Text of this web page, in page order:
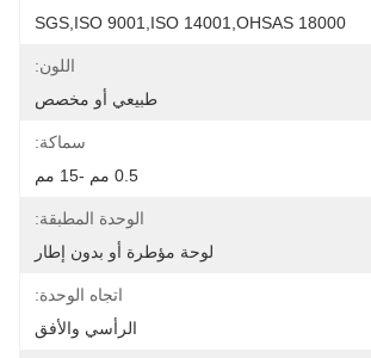
SGS,ISO 9001,ISO 14001,OHSAS 18000
اللون:
طبيعي أو مخصص
سماكة:
0.5 مم -15 مم
الوحدة المطبقة:
لوحة مؤطرة أو بدون إطار
اتجاه الوحدة:
الرأسي والأفق